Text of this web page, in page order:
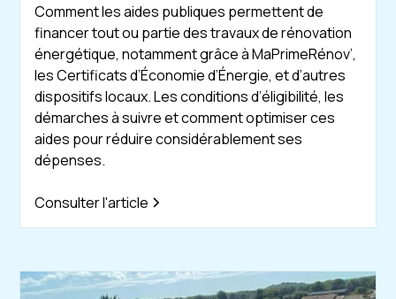
Comment les aides publiques permettent de
financer tout ou partie des travaux de rénovation
énergétique, notamment grâce à MaPrimeRénov’,
les Certificats d’Économie d’Énergie, et d’autres
dispositifs locaux. Les conditions d’éligibilité, les
démarches à suivre et comment optimiser ces
aides pour réduire considérablement ses
dépenses.
Consulter l'article